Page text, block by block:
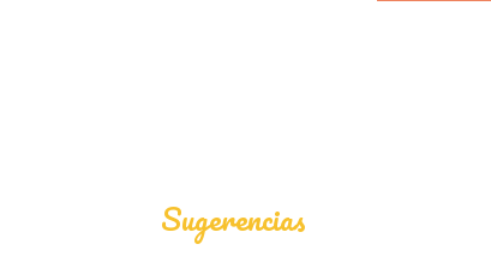
Sugerencias